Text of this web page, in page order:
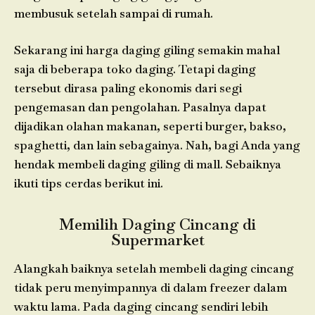
membusuk setelah sampai di rumah.
Sekarang ini harga daging giling semakin mahal
saja di beberapa toko daging. Tetapi daging
tersebut dirasa paling ekonomis dari segi
pengemasan dan pengolahan. Pasalnya dapat
dijadikan olahan makanan, seperti burger, bakso,
spaghetti, dan lain sebagainya. Nah, bagi Anda yang
hendak membeli daging giling di mall. Sebaiknya
ikuti tips cerdas berikut ini.
Memilih Daging Cincang di
Supermarket
Alangkah baiknya setelah membeli daging cincang
tidak peru menyimpannya di dalam freezer dalam
waktu lama. Pada daging cincang sendiri lebih